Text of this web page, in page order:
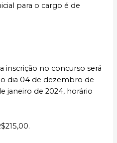
para o cargo é de
inscrição no concurso será
dia 04 de dezembro de
janeiro de 2024, horário